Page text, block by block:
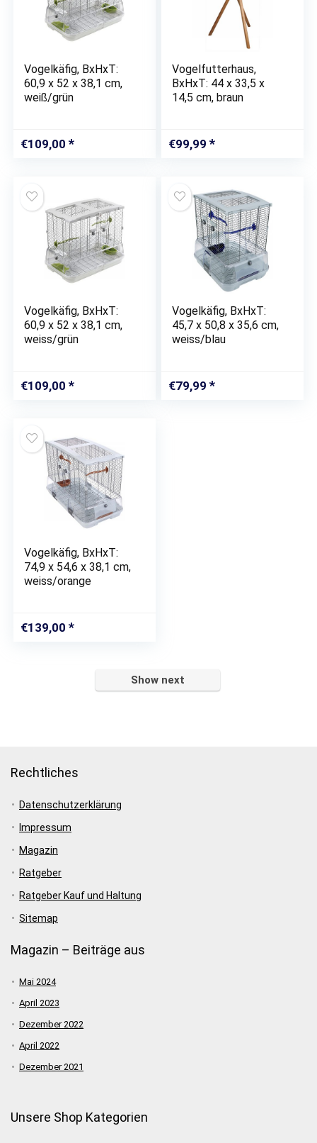
Vogelkäfig, BxHxT:
60,9 x 52 x 38,1 cm,
weiß/grün
€109,00
Vogelfutterhaus,
BxHxT: 44 x 33,5 x
14,5 cm, braun
€99,99
Vogelkäfig, BxHxT:
60,9 x 52 x 38,1 cm,
weiss/grün
€109,00
Vogelkäfig, BxHxT:
45,7 x 50,8 x 35,6 cm,
weiss/blau
€79,99
Vogelkäfig, BxHxT:
74,9 x 54,6 x 38,1 cm,
weiss/orange
€139,00
Show next
Rechtliches
Datenschutzerklärung
Impressum
Magazin
Ratgeber
Ratgeber Kauf und Haltung
Sitemap
Magazin – Beiträge aus
Mai 2024
April 2023
Dezember 2022
April 2022
Dezember 2021
Unsere Shop Kategorien